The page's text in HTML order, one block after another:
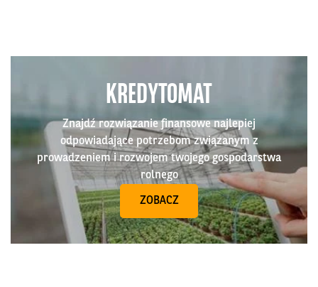
KREDYTOMAT
Znajdź rozwiązanie finansowe najlepiej
odpowiadające potrzebom związanym z
prowadzeniem i rozwojem twojego gospodarstwa
rolnego
ZOBACZ